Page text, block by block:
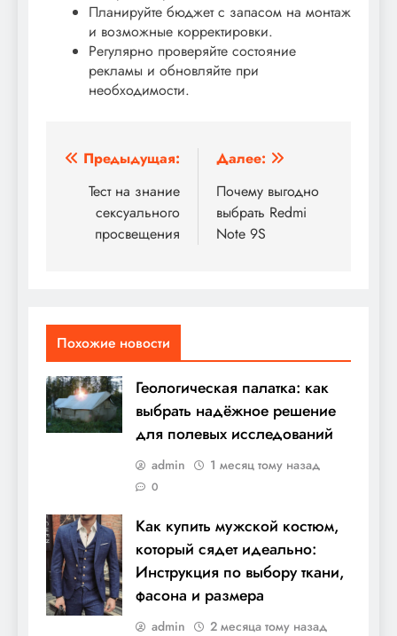
Планируйте бюджет с запасом на монтаж
и возможные корректировки.
Регулярно проверяйте состояние
рекламы и обновляйте при
необходимости.
Навигация
записям
Предыдущая:
Тест на знание
сексуального
просвещения
Далее:
Почему выгодно
выбрать Redmi
Note 9S
Похожие новости
Геологическая палатка: как
выбрать надёжное решение
для полевых исследований
admin 1 месяц тому назад
0
Как купить мужской костюм,
который сядет идеально:
Инструкция по выбору ткани,
фасона и размера
admin 2 месяца тому назад